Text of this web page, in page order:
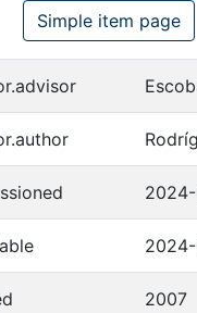
Simple item page
2007